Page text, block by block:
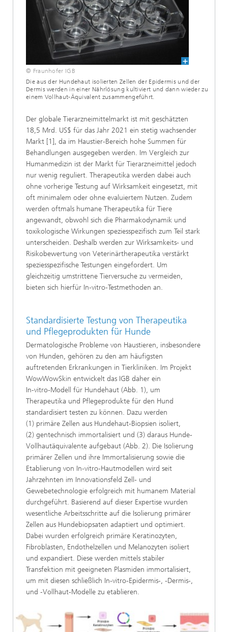
© Fraunhofer IGB
Die aus der Hundehaut isolierten Zellen der Epidermis und der
Dermis werden in einer Nährlösung kultiviert und dann wieder zu
einem Vollhaut-Äquivalent zusammengeführt.
Der globale Tierarzneimittelmarkt ist mit geschätzten
18,5 Mrd. US$ für das Jahr 2021 ein stetig wachsender
Markt [1], da im Haustier-Bereich hohe Summen für
Behandlungen ausgegeben werden. Im Vergleich zur
Humanmedizin ist der Markt für Tierarzneimittel jedoch
nur wenig reguliert. Therapeutika werden dabei auch
ohne vorherige Testung auf Wirksamkeit eingesetzt, mit
oft minimalem oder ohne evaluiertem Nutzen. Zudem
werden oftmals humane Therapeutika für Tiere
angewandt, obwohl sich die Pharmakodynamik und
toxikologische Wirkungen speziesspezifisch zum Teil stark
unterscheiden. Deshalb werden zur Wirksamkeits- und
Risikobewertung von Veterinärtherapeutika verstärkt
speziesspezifische Testungen eingefordert. Um
gleichzeitig umstrittene Tierversuche zu vermeiden,
bieten sich hierfür In‑vitro‑Testmethoden an.
Standardisierte Testung von Therapeutika
und Pflegeprodukten für Hunde
Dermatologische Probleme von Haustieren, insbesondere
von Hunden, gehören zu den am häufigsten
auftretenden Erkrankungen in Tierkliniken. Im Projekt
WowWowSkin entwickelt das IGB daher ein
In‑vitro‑Modell für Hundehaut (Abb. 1), um
Therapeutika und Pflegeprodukte für den Hund
standardisiert testen zu können. Dazu werden
(1) primäre Zellen aus Hundehaut-Biopsien isoliert,
(2) gentechnisch immortalisiert und (3) daraus Hunde-
Vollhautäquivalente aufgebaut (Abb. 2). Die Isolierung
primärer Zellen und ihre Immortalisierung sowie die
Etablierung von In‑vitro‑Hautmodellen wird seit
Jahrzehnten im Innovationsfeld Zell- und
Gewebetechnologie erfolgreich mit humanem Material
durchgeführt. Basierend auf dieser Expertise wurden
wesentliche Arbeitsschritte auf die Isolierung primärer
Zellen aus Hundebiopsaten adaptiert und optimiert.
Dabei wurden erfolgreich primäre Keratinozyten,
Fibroblasten, Endothelzellen und Melanozyten isoliert
und expandiert. Diese werden mittels stabiler
Transfektion mit geeigneten Plasmiden immortalisiert,
um mit diesen schließlich In-vitro-Epidermis-, -Dermis-,
und -Vollhaut-Modelle zu etablieren.